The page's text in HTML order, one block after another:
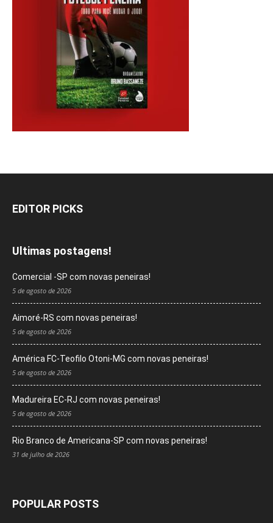
EDITOR PICKS
Ultimas postagens!
Comercial -SP com novas peneiras!
5 de agosto de 2026
Aimoré-RS com novas peneiras!
5 de agosto de 2026
América FC-Teofilo Otoni-MG com novas peneiras!
5 de agosto de 2026
Madureira EC-RJ com novas peneiras!
5 de agosto de 2026
Rio Branco de Americana-SP com novas peneiras!
31 de julho de 2026
POPULAR POSTS